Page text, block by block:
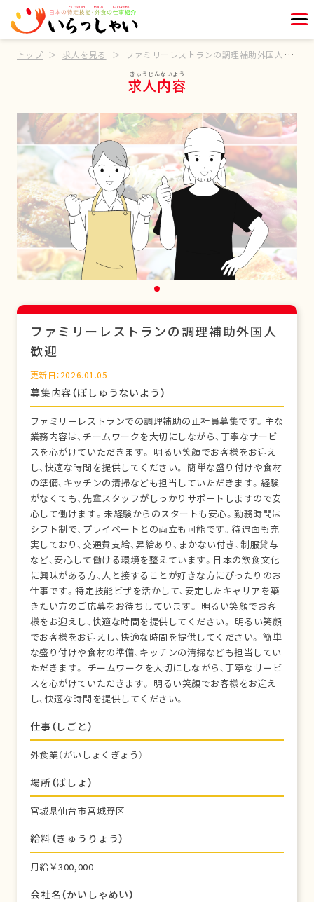
トップ 求人を見る ファミリーレストランの調理補助外国人歓迎
求人内容
ファミリーレストランの調理補助外国人
歓迎
更新日：2026.01.05
募集内容（ぼしゅうないよう）
ファミリーレストランでの調理補助の正社員募集です。主な
業務内容は、チームワークを大切にしながら、丁寧なサービ
スを心がけていただきます。 明るい笑顔でお客様をお迎え
し、快適な時間を提供してください。 簡単な盛り付けや食材
の準備、キッチンの清掃なども担当していただきます。経験
がなくても、先輩スタッフがしっかりサポートしますので安
心して働けます。未経験からのスタートも安心。勤務時間は
シフト制で、プライベートとの両立も可能です。待遇面も充
実しており、交通費支給、昇給あり、まかない付き、制服貸与
など、安心して働ける環境を整えています。日本の飲食文化
に興味がある方、人と接することが好きな方にぴったりのお
仕事です。特定技能ビザを活かして、安定したキャリアを築
きたい方のご応募をお待ちしています。 明るい笑顔でお客
様をお迎えし、快適な時間を提供してください。 明るい笑顔
でお客様をお迎えし、快適な時間を提供してください。 簡単
な盛り付けや食材の準備、キッチンの清掃なども担当してい
ただきます。 チームワークを大切にしながら、丁寧なサービ
スを心がけていただきます。 明るい笑顔でお客様をお迎え
し、快適な時間を提供してください。
仕事（しごと）
外食業（がいしょくぎょう）
場所（ばしょ）
宮城県仙台市宮城野区
給料（きゅうりょう）
月給￥300,000
会社名（かいしゃめい）